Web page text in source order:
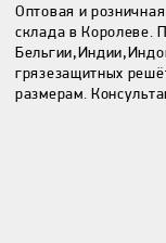
Оптовая и
склада в Королеве.
грязезащитных
размерам.